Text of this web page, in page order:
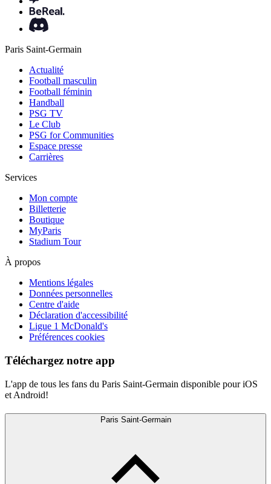
Paris Saint-Germain
Actualité
Football masculin
Football féminin
Handball
PSG TV
Le Club
PSG for Communities
Espace presse
Carrières
Services
Mon compte
Billetterie
Boutique
MyParis
Stadium Tour
À propos
Mentions légales
Données personnelles
Centre d'aide
Déclaration d'accessibilité
Ligue 1 McDonald's
Préférences cookies
Téléchargez notre app
L'app de tous les fans du Paris Saint-Germain disponible pour iOS
et Android!
Paris Saint-Germain